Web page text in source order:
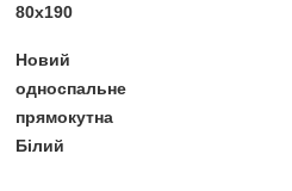
80х190
Новий
односпальне
прямокутна
Білий